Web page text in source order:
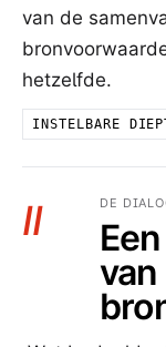
van de
hetzelfde.
INSTELBARE
II DE